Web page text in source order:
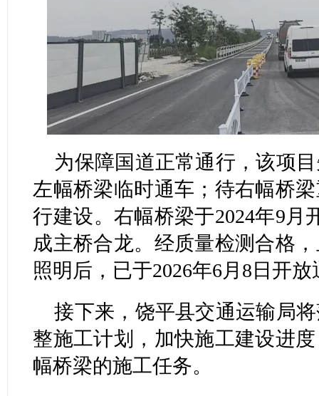
为保障国道正常通行，该项
左幅桥梁临时通车；待右幅桥
行建设。右幅桥梁于2024年9月
成主桥合龙。经质量检测合格
照明后，已于2026年6月8日开放
接下来，饶平县交通运输局
整施工计划，加快施工建设进
幅桥梁的施工任务。